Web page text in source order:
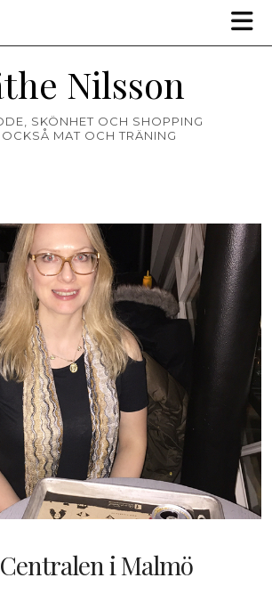
Nilsson
SKÖNHET OCH SHOPPING
MAT OCH TRÄNING
i Malmö